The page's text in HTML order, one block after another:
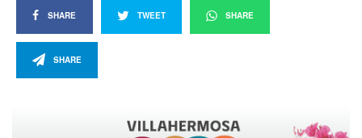
SHARE TWEET SHARE
SHARE